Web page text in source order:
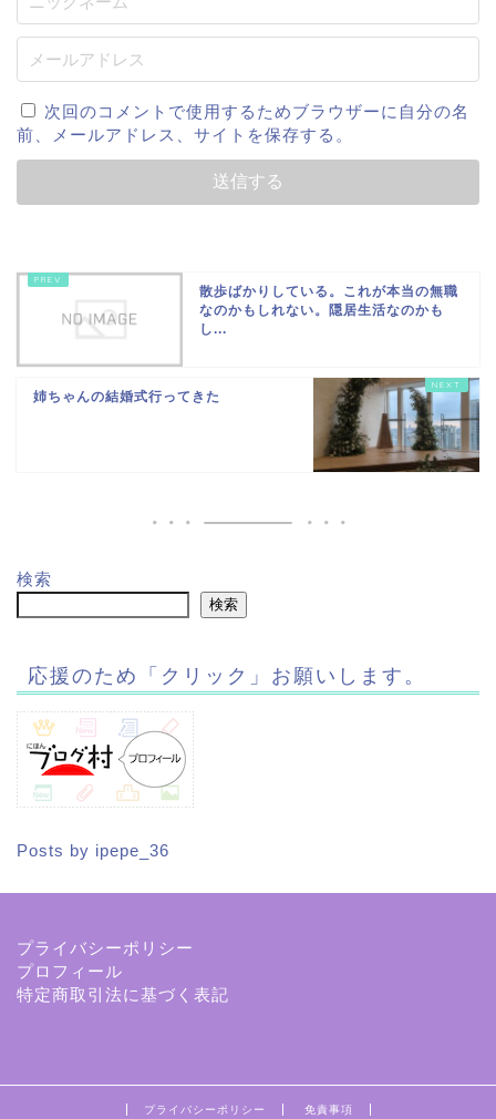
次回のコメントで使用するためブラウザーに自分の名
前、メールアドレス、サイトを保存する。
散歩ばかりしている。これが本当の無職
なのかもしれない。隠居生活なのかも
し...
姉ちゃんの結婚式行ってきた
検索
検索
応援のため「クリック」お願いします。
Posts by ipepe_36
プライバシーポリシー
プロフィール
特定商取引法に基づく表記
プライバシーポリシー 免責事項